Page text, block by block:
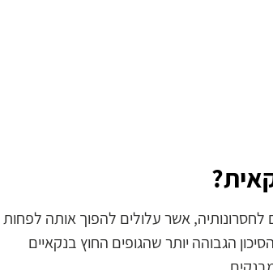
אשר עלולים להפוך אותה לפחות
הגבוהה יותר שהגופים החוץ בנקאיים